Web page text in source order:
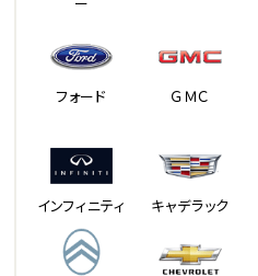
フォード ＧＭＣ
インフィニティ キャデラック